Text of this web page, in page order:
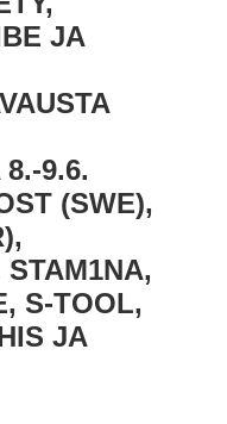
JA
9.6.
(SWE),
S-TOOL,
JA